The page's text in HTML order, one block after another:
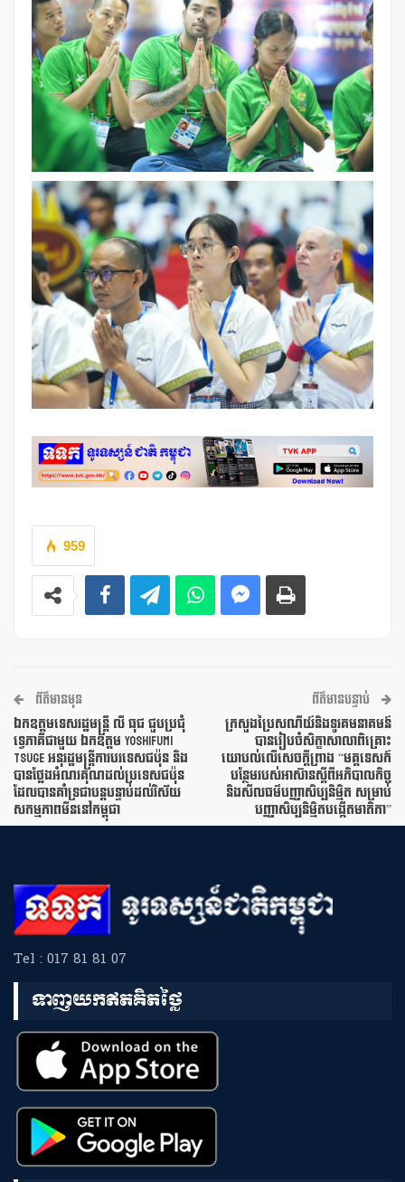
959
ព័ត៌មានមុន
ឯកឧត្តមទេសរដ្ឋមន្រ្តី លី ធុជ ជួបប្រជុំ
ទ្វេភាគីជាមួយ ឯកឧត្តម Yoshifumi
Tsuge អនុរដ្ឋមន្រ្តីការបរទេសជប៉ុន និង
បានថ្លែងអំណរគុណដល់ប្រទេសជប៉ុន
ដែលបានគាំទ្រជាបន្តបន្ទាប់ដល់វិស័យ
សកម្មភាពមីននៅកម្ពុជា
ព័ត៌មានបន្ទាប់
ក្រសួងប្រៃសណីយ៍និងទូរគមនាគមន៍
បានរៀបចំសិក្ខាសាលាពិគ្រោះ
យោបល់លើសេចក្ដីព្រាង “មគ្គទេសក៍
បន្ថែមរបស់អាស៊ានស្ដីពីអភិបាលកិច្ច
និងសីលធម៌បញ្ញាសិប្បនិម្មិត សម្រាប់
បញ្ញាសិប្បនិម្មិតបង្កើតមាតិកា”
Tel : 017 81 81 07
ទាញយកឥតគិតថ្លៃ